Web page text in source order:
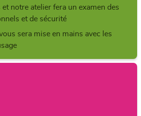
notre atelier fera un examen des
et de sécurité
sera mise en mains avec les